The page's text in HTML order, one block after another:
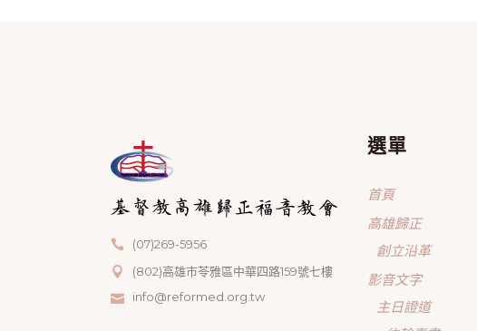
(07)269-5956
(802)高雄市苓雅區中華四路159號七樓
info@reformed.org.tw
選單
首頁
高雄歸正
創立沿革
影音文字
主日證道